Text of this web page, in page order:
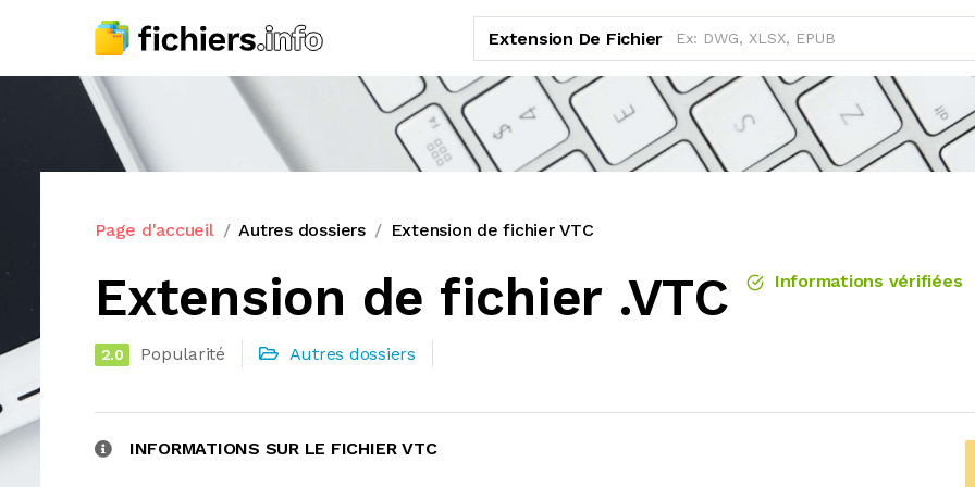
Extension De Fichier
Page d'accueil Autres dossiers Extension de fichier VTC
Extension de fichier .VTC Informations vérifiées
2.0 Popularité Autres dossiers
INFORMATIONS SUR LE FICHIER VTC